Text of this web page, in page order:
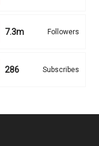
7.3m Followers
286 Subscribes